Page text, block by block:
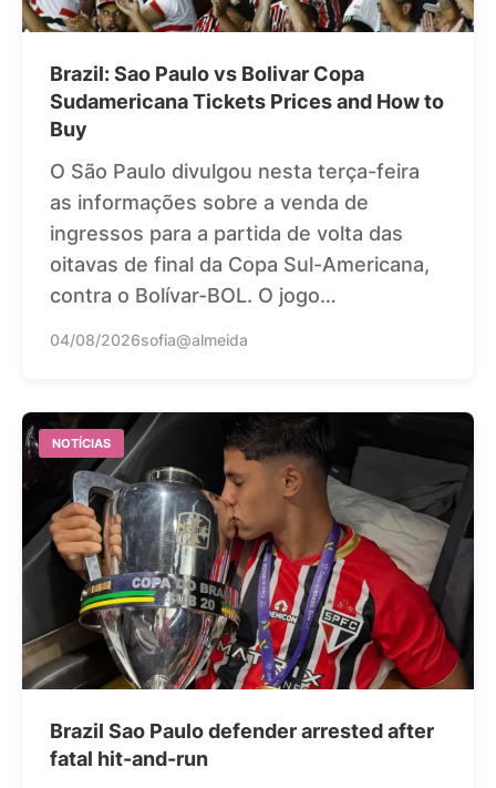
Brazil: Sao Paulo vs Bolivar Copa
Sudamericana Tickets Prices and How to
Buy
O São Paulo divulgou nesta terça-feira
as informações sobre a venda de
ingressos para a partida de volta das
oitavas de final da Copa Sul-Americana,
contra o Bolívar-BOL. O jogo…
04/08/2026sofia@almeida
NOTÍCIAS
Brazil Sao Paulo defender arrested after
fatal hit-and-run